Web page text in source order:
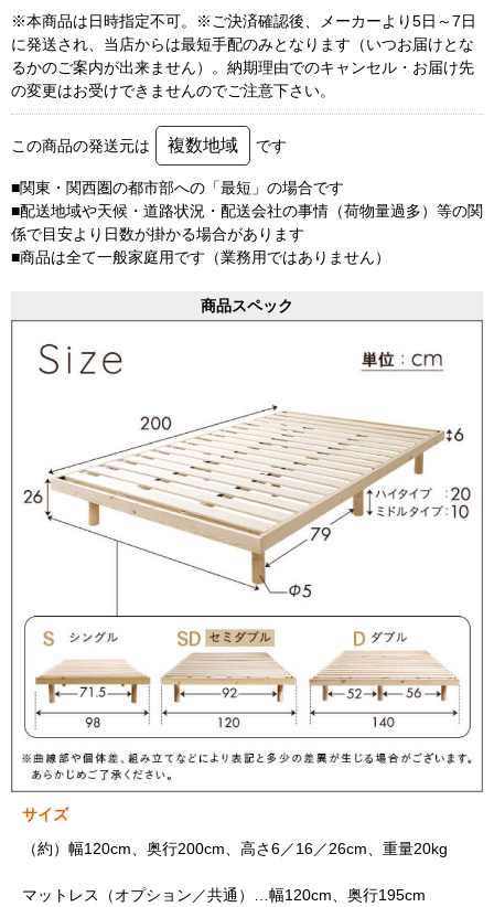
※本商品は日時指定不可。※ご決済確認後、メーカーより5日～7日
に発送され、当店からは最短手配のみとなります（いつお届けとな
るかのご案内が出来ません）。納期理由でのキャンセル・お届け先
の変更はお受けできませんのでご注意下さい。
この商品の発送元は 複数地域 です
■関東・関西圏の都市部への「最短」の場合です
■配送地域や天候・道路状況・配送会社の事情（荷物量過多）等の関
係で目安より日数が掛かる場合があります
■商品は全て一般家庭用です（業務用ではありません）
商品スペック
サイズ
（約）幅120cm、奥行200cm、高さ6／16／26cm、重量20kg
マットレス（オプション／共通）…幅120cm、奥行195cm